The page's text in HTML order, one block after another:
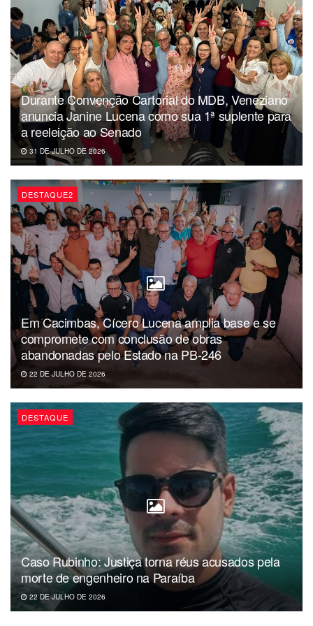
Assessoria
Durante Convenção Cartorial do MDB, Veneziano
anuncia Janine Lucena como sua 1ª suplente para
a reeleição ao Senado
31 DE JULHO DE 2026
DESTAQUE2
Em Cacimbas, Cícero Lucena amplia base e se
compromete com conclusão de obras
abandonadas pelo Estado na PB-246
22 DE JULHO DE 2026
DESTAQUE
Caso Rubinho: Justiça torna réus acusados pela
morte de engenheiro na Paraíba
22 DE JULHO DE 2026